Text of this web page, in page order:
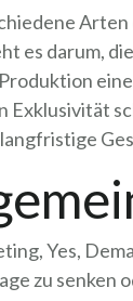
Arten
es darum,
Yes,
zu senken